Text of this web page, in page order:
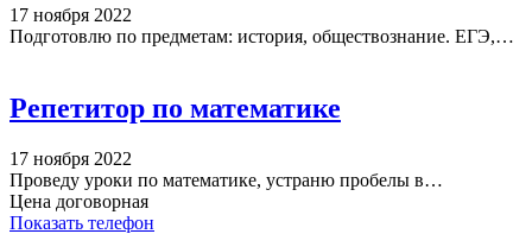
17 ноября 2022
Подготовлю по предметам: история, обществознание. ЕГЭ,…
Репетитор по математике
17 ноября 2022
Проведу уроки по математике, устраню пробелы в…
Цена договорная
Показать телефон